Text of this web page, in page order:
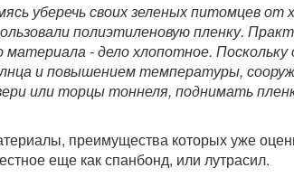
уберечь своих зеленых питомцев от
полиэтиленовую пленку.
- дело хлопотное. Поскольку
и повышением температуры,
или торцы тоннеля, поднимать
преимущества которых уже
еще как спанбонд, или лутрасил.